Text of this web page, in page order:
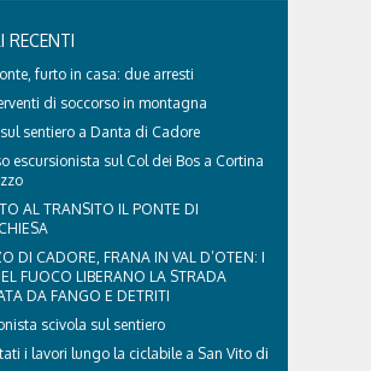
RECENTI
furto in casa: due arresti
di soccorso in montagna
sentiero a Danta di Cadore
escursionista sul Col dei Bos a Cortina
AL TRANSITO IL PONTE DI
DI CADORE, FRANA IN VAL D’OTEN: I
FUOCO LIBERANO LA STRADA
DA FANGO E DETRITI
scivola sul sentiero
i lavori lungo la ciclabile a San Vito di